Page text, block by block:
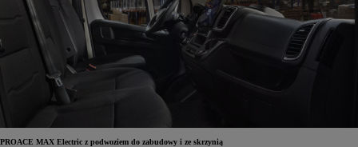
PROACE MAX Electric z podwoziem do zabudowy i ze skrzynią